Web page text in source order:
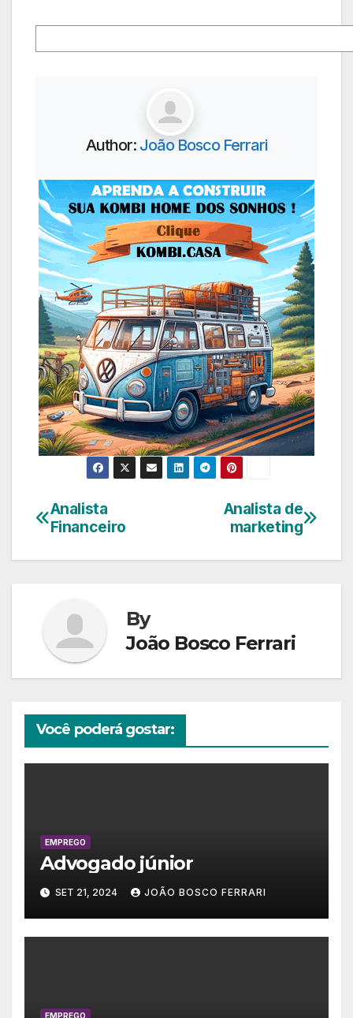
Author: João Bosco Ferrari
Navegação
Analista de
marketing
Analista
Financeiro
By
João Bosco Ferrari
Você poderá gostar:
EMPREGO
Advogado júnior
SET 21, 2024 JOÃO BOSCO FERRARI
EMPREGO